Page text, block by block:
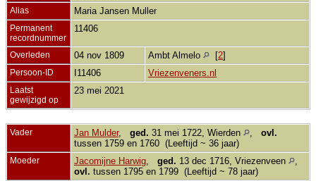
Alias Maria Jansen Muller
Permanent
recordnummer
11406
Overleden 04 nov 1809 Ambt Almelo [2]
Persoon-ID I11406 Vriezenveners.nl
Laatst
gewijzigd op
23 mei 2021
Vader Jan Mulder, ged. 31 mei 1722, Wierden
ovl.
tussen 1759 en 1760 (Leeftijd ~ 36 jaar)
Moeder Jacomijne Harwig ged. 13 dec 1716, Vriezenveen
ovl. tussen 1795 en 1799 (Leeftijd ~ 78 jaar)